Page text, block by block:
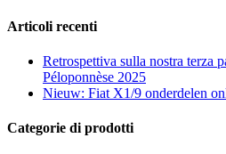
Articoli recenti
Retrospettiva sulla nostra terza
Péloponnèse 2025
Nieuw: Fiat X1/9 onderdelen
Categorie di prodotti